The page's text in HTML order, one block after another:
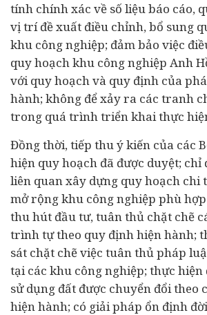
tính chính xác về số liệu báo cáo,
vị trí đề xuất điều chỉnh, bổ sung
khu công nghiệp; đảm bảo việc
quy hoạch khu công nghiệp Anh
với quy hoạch và quy định của
hành; không để xảy ra các tranh
trong quá trình triển khai thực
Đồng thời, tiếp thu ý kiến của các
hiện quy hoạch đã được duyệt; chỉ
liên quan xây dựng quy hoạch chi
mở rộng khu công nghiệp phù
thu hút đầu tư, tuân thủ chặt chẽ
trình tự theo quy định hiện hành;
sát chặt chẽ việc tuân thủ pháp
tại các khu công nghiệp; thực
sử dụng đất được chuyển đổi theo
hiện hành; có giải pháp ổn định